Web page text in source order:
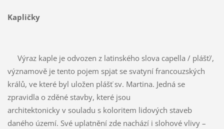
Kapličky
Výraz kaple je odvozen z latinského slova capella / plášť/,
významově je tento pojem spjat se svatyní francouzských
králů, ve které byl uložen plášť sv. Martina. Jedná se
zpravidla o zděné stavby, které jsou
architektonicky v souladu s koloritem lidových staveb
daného území. Své uplatnění zde nachází i slohové vlivy –